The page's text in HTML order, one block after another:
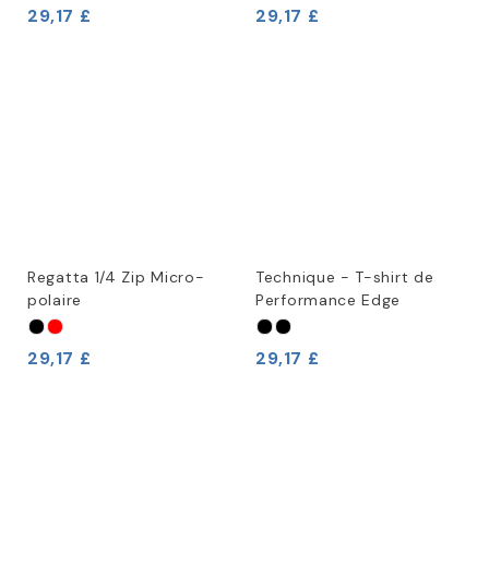
29,17 £ 29,17 £
Regatta 1/4 Zip Micro-
polaire
29,17 £
Technique - T-shirt de
Performance Edge
29,17 £